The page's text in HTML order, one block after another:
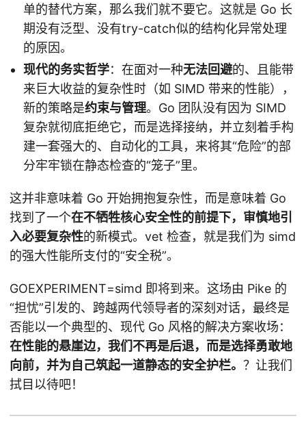
单的替代方案，那么我们就不要它。这就是 Go 长
期没有泛型、没有try-catch似的结构化异常处理
的原因。
现代的务实哲学：在面对一种无法回避的、且能带
来巨大收益的复杂性时（如 SIMD 带来的性能），
新的策略是约束与管理。Go 团队没有因为 SIMD
复杂就彻底拒绝它，而是选择接纳，并立刻着手构
建一套强大的、自动化的工具，来将其“危险”的部
分牢牢锁在静态检查的“笼子”里。
这并非意味着 Go 开始拥抱复杂性，而是意味着 Go
找到了一个在不牺牲核心安全性的前提下，审慎地引
入必要复杂性的新模式。vet 检查，就是我们为 simd
的强大性能所支付的“安全税”。
GOEXPERIMENT=simd 即将到来。这场由 Pike 的
“担忧”引发的、跨越两代领导者的深刻对话，最终是
否能以一个典型的、现代 Go 风格的解决方案收场：
在性能的悬崖边，我们不再是后退，而是选择勇敢地
向前，并为自己筑起一道静态的安全护栏。 ？让我们
拭目以待吧！